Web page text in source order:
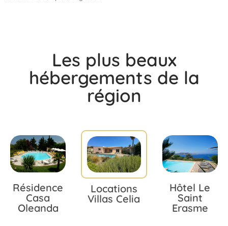
Les plus beaux
hébergements de la
région
Résidence
Casa
Oleanda
Locations
Villas Celia
Hôtel Le
Saint
Erasme